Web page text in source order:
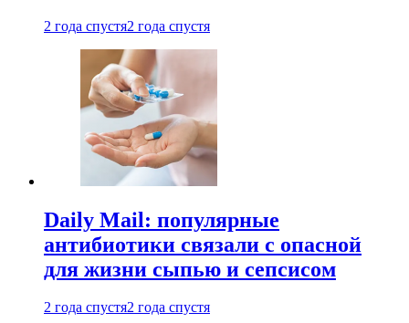
2 года спустя2 года спустя
Daily Mail: популярные
антибиотики связали с опасной
для жизни сыпью и сепсисом
2 года спустя2 года спустя